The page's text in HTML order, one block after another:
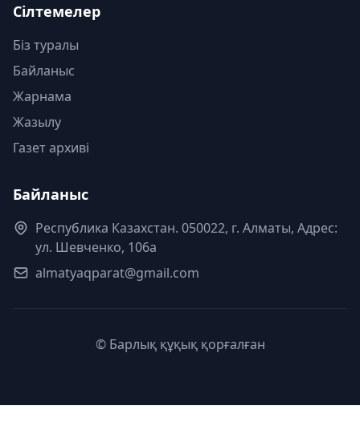
Сілтемелер
Біз туралы
Байланыс
Жарнама
Жазылу
Газет архиві
Байланыс
Республика Казахстан. 050022, г. Алматы, Адрес:
ул. Шевченко, 106а
almatyaqparat@gmail.com
© Барлық құқық қорғалған